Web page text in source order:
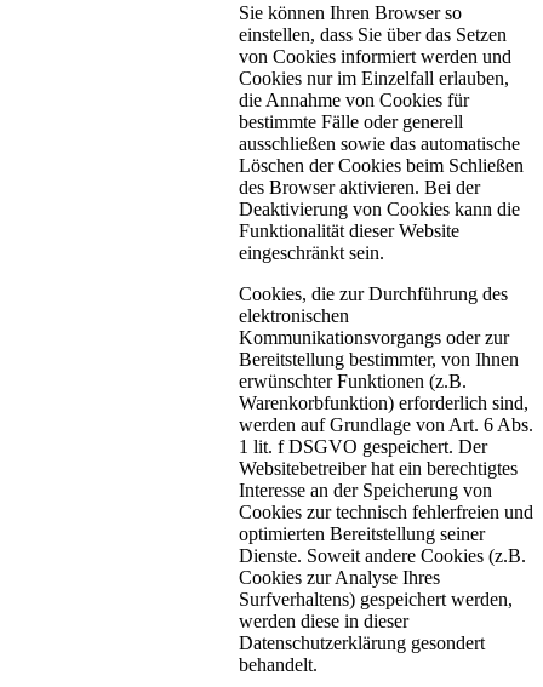
Sie können Ihren Browser so
einstellen, dass Sie über das Setzen
von Cookies informiert werden und
Cookies nur im Einzelfall erlauben,
die Annahme von Cookies für
bestimmte Fälle oder generell
ausschließen sowie das automatische
Löschen der Cookies beim Schließen
des Browser aktivieren. Bei der
Deaktivierung von Cookies kann die
Funktionalität dieser Website
eingeschränkt sein.
Cookies, die zur Durchführung des
elektronischen
Kommunikationsvorgangs oder zur
Bereitstellung bestimmter, von Ihnen
erwünschter Funktionen (z.B.
Warenkorbfunktion) erforderlich sind,
werden auf Grundlage von Art. 6 Abs.
1 lit. f DSGVO gespeichert. Der
Websitebetreiber hat ein berechtigtes
Interesse an der Speicherung von
Cookies zur technisch fehlerfreien und
optimierten Bereitstellung seiner
Dienste. Soweit andere Cookies (z.B.
Cookies zur Analyse Ihres
Surfverhaltens) gespeichert werden,
werden diese in dieser
Datenschutzerklärung gesondert
behandelt.